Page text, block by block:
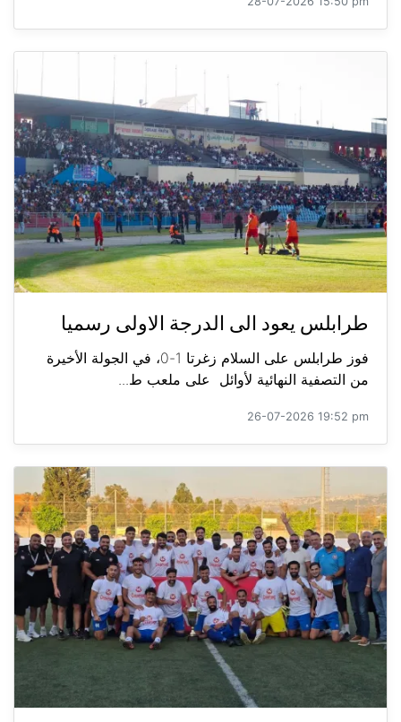
طرابلس يعود الى الدرجة الاولى رسميا
فوز طرابلس على السلام زغرتا 1-0، في الجولة الأخيرة
من التصفية النهائية لأوائل على ملعب ط...
26-07-2026 19:52 pm